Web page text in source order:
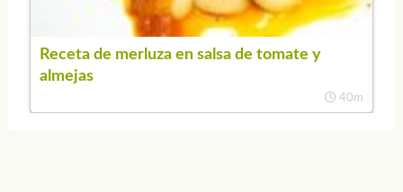
Receta de merluza en salsa de tomate y
almejas
40m